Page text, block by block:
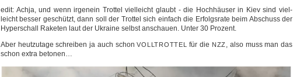
edit: Ach­ja, und wenn irgen­ein Trot­tel viel­leicht glaubt - die Hoch­häu­ser in Kiev sind viel­
leicht bes­ser geschützt, dann soll der Trot­tel sich ein­fach die Erfolgs­ra­te beim Abschuss der
Hyper­schall Rake­ten laut der Ukrai­ne selbst anschau­en. Unter 30 Prozent.
Aber heut­zu­ta­ge schrei­ben ja auch schonVOLLTROTTEL für die NZZ , also muss man das
schon extra betonen…